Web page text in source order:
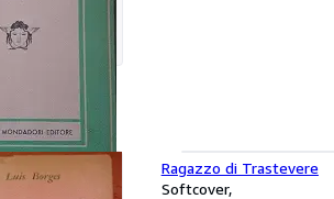
Ragazzo di Trastevere
Softcover